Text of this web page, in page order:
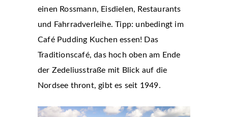
einen Rossmann, Eisdielen, Restaurants
und Fahrradverleihe. Tipp: unbedingt im
Café Pudding Kuchen essen! Das
Traditionscafé, das hoch oben am Ende
der Zedeliusstraße mit Blick auf die
Nordsee thront, gibt es seit 1949.